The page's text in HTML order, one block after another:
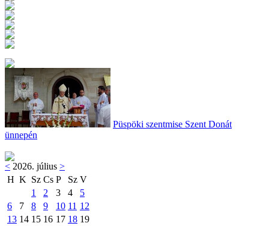
Püspöki szentmise Szent Donát
ünnepén
< 2026. július >
H K Sz Cs P Sz V
1
2 3 4
5
6
7 8 9 10 11 12
13 14 15 16 17 18 19